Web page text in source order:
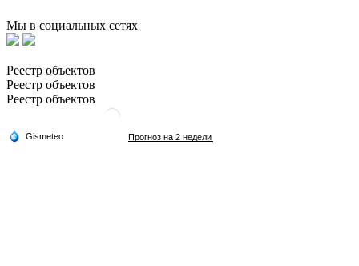
Мы в социальных сетях
Реестр объектов
Реестр объектов
Реестр объектов